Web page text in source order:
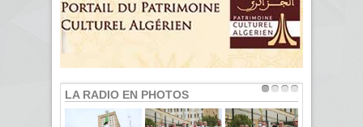
LA RADIO EN PHOTOS